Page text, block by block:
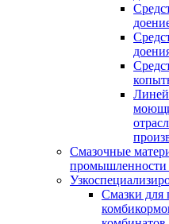
Смазочные
Смазки для